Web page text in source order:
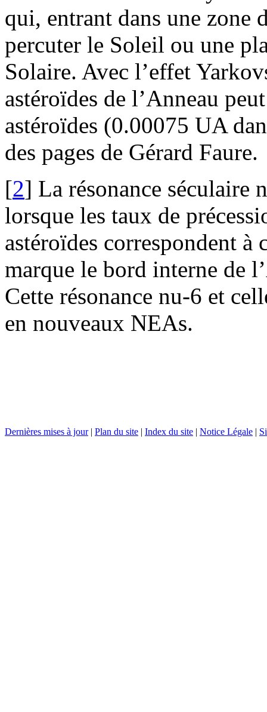
qui, entrant dans une zone
percuter le Soleil ou une
Solaire. Avec l’effet
astéroïdes de l’Anneau
astéroïdes (0.00075 UA
des pages de Gérard Faure.
[2] La résonance séculaire
lorsque les taux de
astéroïdes correspondent à
marque le bord interne de
Cette résonance nu-6 et
en nouveaux NEAs.
Dernières mises à jour| Plan du site | Index du site | Notice Légale |